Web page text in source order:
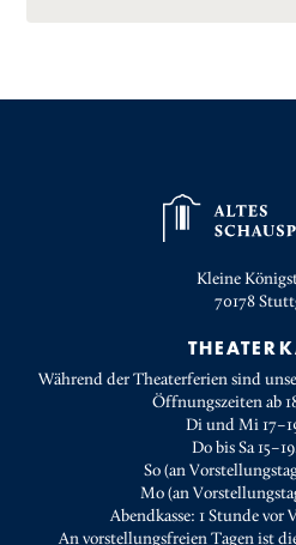
Kleine
70178
Während der Theaterferien sind
Öffnungszeiten ab
Di und Mi
Do bis Sa
So (an
Mo (an
Abendkasse: 1 Stunde vor
An vorstellungsfreien Tagen ist